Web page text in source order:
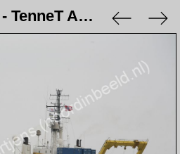
17 mei 2006 - TenneT Aanlanding NorNed kabel